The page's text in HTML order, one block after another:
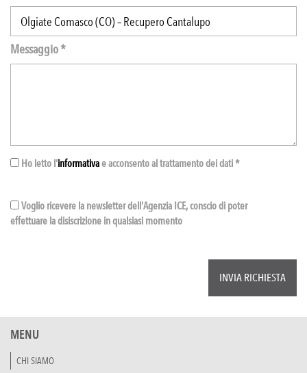
Messaggio *
Ho letto l'informativae acconsento al trattamento dei dati *
Voglio ricevere la newsletter dell'Agenzia ICE, conscio di poter
effettuare la disiscrizione in qualsiasi momento
MENU
CHI SIAMO